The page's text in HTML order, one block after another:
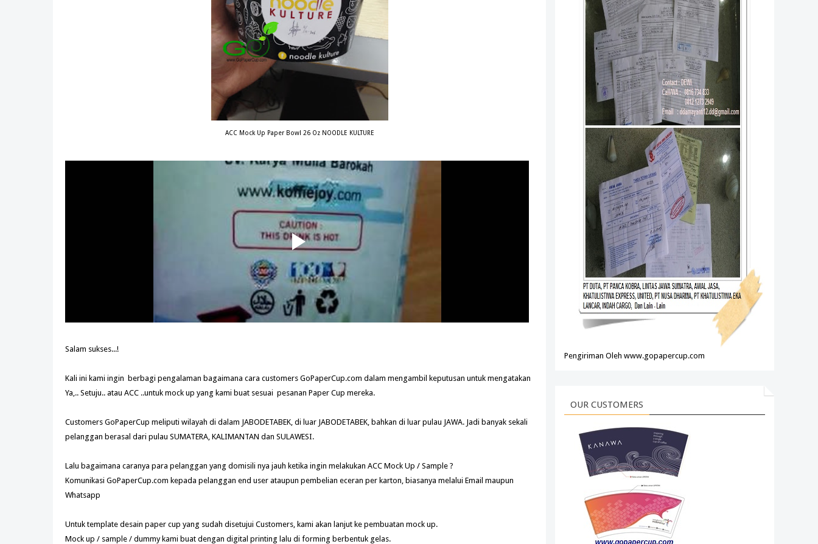
ACC Mock Up Paper Bowl 26 Oz NOODLE KULTURE
Salam sukses...!
Kali ini kami ingin berbagi pengalaman bagaimana cara customers GoPaperCup.com dalam mengambil keputusan untuk mengatakan
Ya,.. Setuju.. atau ACC ..untuk mock up yang kami buat sesuai pesanan Paper Cup mereka.
Customers GoPaperCup meliputi wilayah di dalam JABODETABEK, di luar JABODETABEK, bahkan di luar pulau JAWA. Jadi banyak sekali
pelanggan berasal dari pulau SUMATERA, KALIMANTAN dan SULAWESI.
Lalu bagaimana caranya para pelanggan yang domisili nya jauh ketika ingin melakukan ACC Mock Up / Sample ?
Komunikasi GoPaperCup.com kepada pelanggan end user ataupun pembelian eceran per karton, biasanya melalui Email maupun
Whatsapp
Untuk template desain paper cup yang sudah disetujui Customers, kami akan lanjut ke pembuatan mock up.
Mock up / sample / dummy kami buat dengan digital printing lalu di forming berbentuk gelas.
Pengiriman Oleh www.gopapercup.com
OUR CUSTOMERS